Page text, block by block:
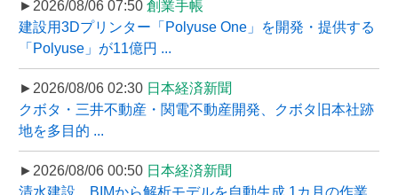
►2026/08/06 07:50 創業手帳
建設用3Dプリンター「Polyuse One」を開発・提供する
「Polyuse」が11億円 ...
►2026/08/06 02:30 日本経済新聞
クボタ・三井不動産・関電不動産開発、クボタ旧本社跡
地を多目的 ...
►2026/08/06 00:50 日本経済新聞
清水建設、BIMから解析モデルを自動生成 1カ月の作業